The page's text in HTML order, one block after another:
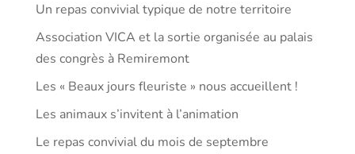
Un repas convivial typique de notre territoire
Association VICA et la sortie organisée au palais
des congrès à Remiremont
Les « Beaux jours fleuriste » nous accueillent !
Les animaux s’invitent à l’animation
Le repas convivial du mois de septembre